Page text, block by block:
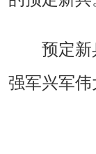
预定新
强军兴军